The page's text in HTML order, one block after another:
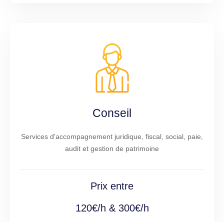
Conseil
Services d'accompagnement juridique, fiscal, social, paie,
audit et gestion de patrimoine
Prix entre
120€/h & 300€/h